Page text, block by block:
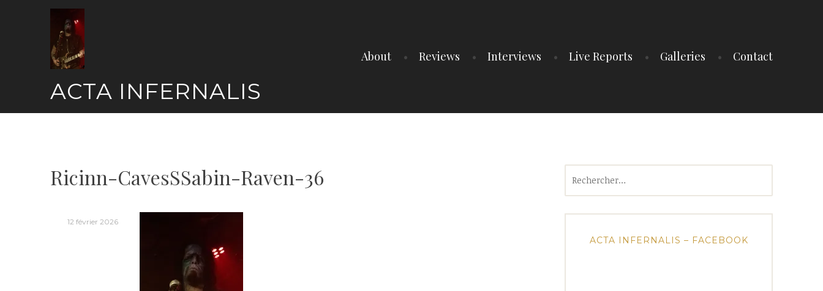
ACTA INFERNALIS
About Reviews Interviews Live Reports Galleries Contact
Ricinn-CavesSSabin-Raven-36
12 février 2026
ACTA INFERNALIS – FACEBOOK